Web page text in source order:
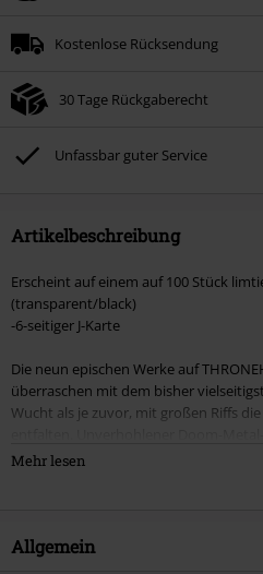
Kostenlose Rücksendung
30 Tage Rückgaberecht
Unfassbar guter Service
Artikelbeschreibung
Erscheint auf einem auf 100 Stück
(transparent/black)
-6-seitiger J-Karte
Die neun epischen Werke auf
überraschen mit dem bisher
Wucht als je zuvor, mit großen Riffs
ungestüme Verwüstung,
erdrückend-epischen Album
Mehr lesen
Allgemein